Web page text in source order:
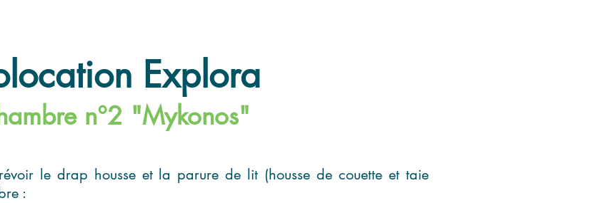
Explora
n°2 "Mykonos"
le drap housse et la parure de lit (housse de couette et taie
: